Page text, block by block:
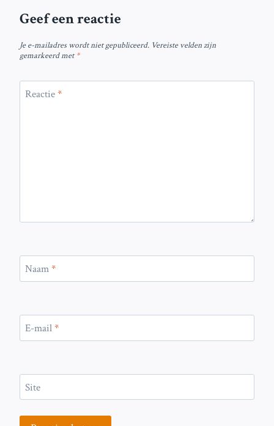
Geef een reactie
Je e-mailadres wordt niet gepubliceerd. Vereiste velden zijn
gemarkeerd met*
Reactie*
Naam*
E-mail*
Site